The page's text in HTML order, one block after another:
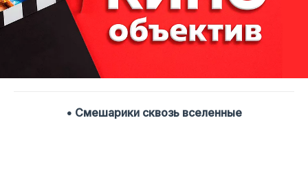
• Смешарики сквозь вселенные